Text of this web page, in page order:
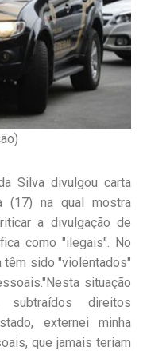
Silva divulgou carta
(17) na qual mostra
a divulgação de
como "ilegais". No
têm sido "violentados"
situação
direitos
externei minha
que jamais teriam